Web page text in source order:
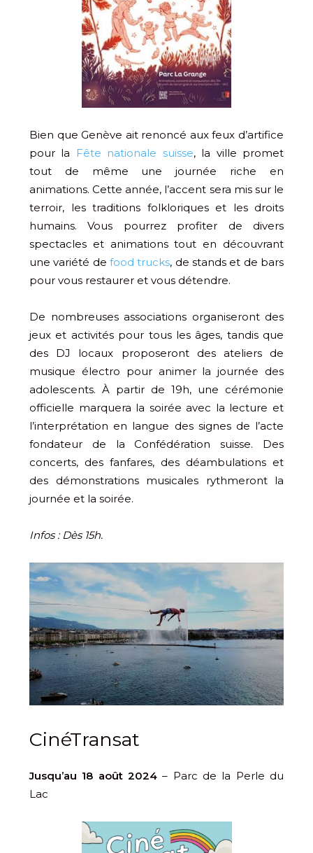
Bien que Genève ait renoncé aux feux d’artifice
pour la
Fête nationale suisse, la ville promet
tout de même une journée riche en
animations. Cette année, l’accent sera mis sur le
terroir, les traditions folkloriques et les droits
humains. Vous pourrez profiter de divers
spectacles et animations tout en découvrant
une variété de food trucks, de stands et de bars
pour vous restaurer et vous détendre.
De nombreuses associations organiseront des
jeux et activités pour tous les âges, tandis que
des DJ locaux proposeront des ateliers de
musique électro pour animer la journée des
adolescents. À partir de 19h, une cérémonie
officielle marquera la soirée avec la lecture et
l’interprétation en langue des signes de l’acte
fondateur de la Confédération suisse. Des
concerts, des fanfares, des déambulations et
des démonstrations musicales rythmeront la
journée et la soirée.
Infos : Dès 15h.
CinéTransat
Jusqu’au 18 août 2024 – Parc de la Perle du
Lac